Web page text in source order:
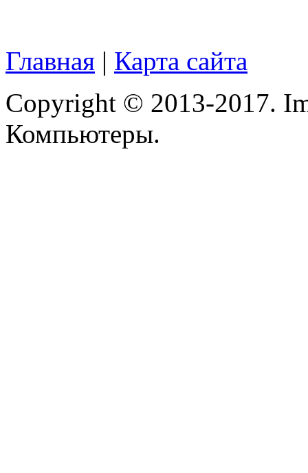
Главная | Карта сайта
Copyright © 2013-2017.
Компьютеры.